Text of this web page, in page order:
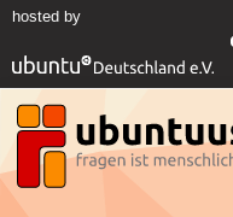
hosted by